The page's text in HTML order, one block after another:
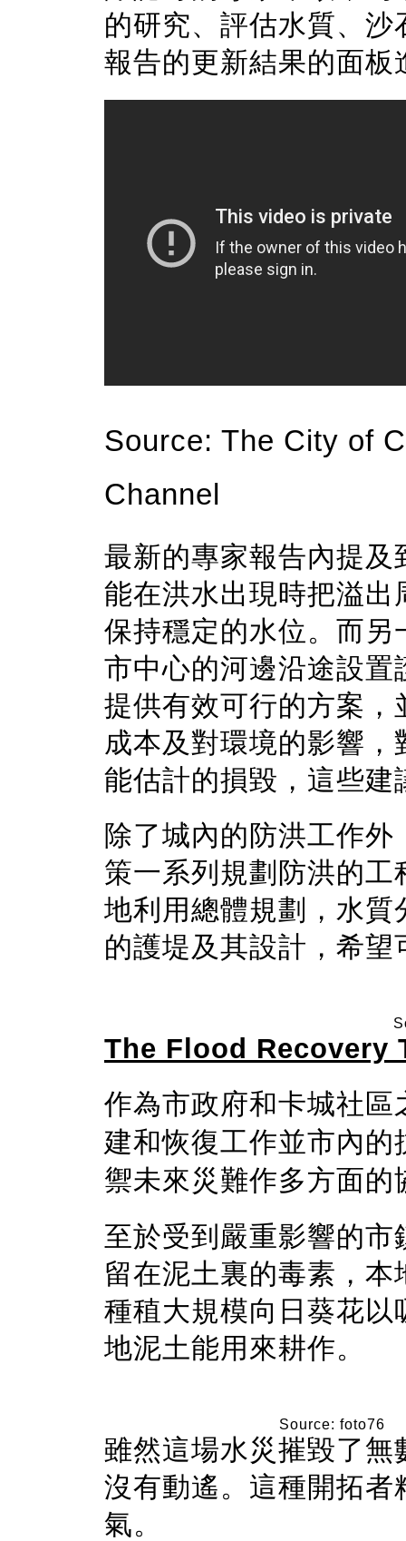
的研究、評估水質、
報告的更新結果的面板
Source: The City of
Channel
最新的專家報告內提及
能在洪水出現時把溢
保持穩定的水位。而
市中心的河邊沿途設
提供有效可行的方案
成本及對環境的影響
能估計的損毀，這些
除了城內的防洪工作
策一系列規劃防洪的
地利用總體規劃，水
的護堤及其設計，希
The Flood Recovery
作為市政府和卡城社區
建和恢復工作並市內
禦未來災難作多方面的
至於受到嚴重影響的市
留在泥土裏的毒素， 本
種稙大規模向日葵花
地泥土能用來耕作。
Source: foto76
雖然這場水災摧毀了
沒有動遙。這種開拓
氣。